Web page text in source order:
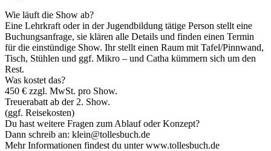
Wie läuft die Show ab?
Eine Lehrkraft oder in der Jugendbildung tätige Person stellt eine
Buchungsanfrage, sie klären alle Details und finden einen Termin
für die einstündige Show. Ihr stellt einen Raum mit Tafel/Pinnwand,
Tisch, Stühlen und ggf. Mikro – und Catha kümmern sich um den
Rest.
Was kostet das?
450 € zzgl. MwSt. pro Show.
Treuerabatt ab der 2. Show.
(ggf. Reisekosten)
Du hast weitere Fragen zum Ablauf oder Konzept?
Dann schreib an: klein@tollesbuch.de
Mehr Informationen findest du unter www.tollesbuch.de